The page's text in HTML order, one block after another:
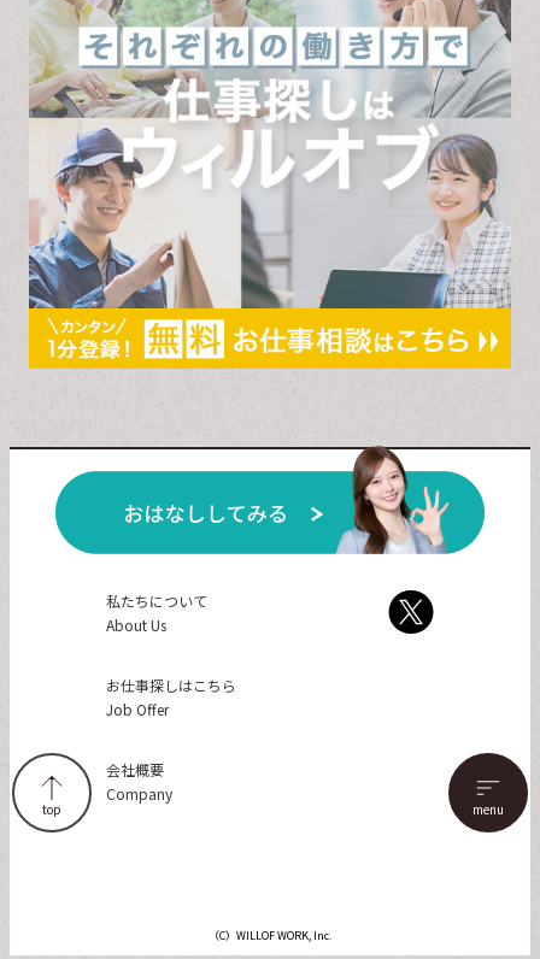
top
私たちについて
About Us
お仕事探しはこちら
Job Offer
会社概要
Company
（C）WILLOF WORK, Inc.